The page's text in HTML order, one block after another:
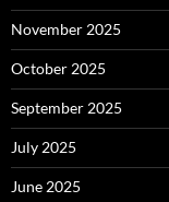
November 2025
October 2025
September 2025
July 2025
June 2025